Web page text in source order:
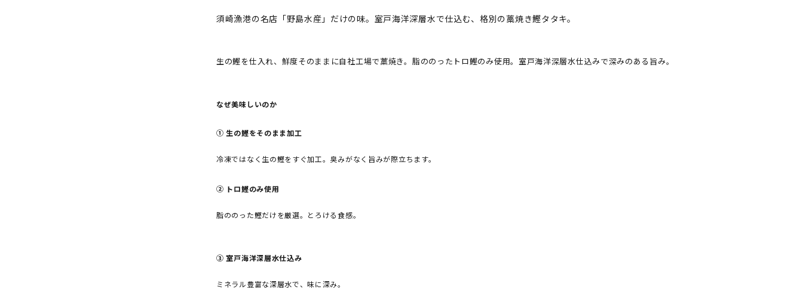
須崎漁港の名店「野島水産」だけの味。室戸海洋深層水で仕込む、格別の藁焼き鰹タタキ。
生の鰹を仕入れ、鮮度そのままに自社工場で藁焼き。脂ののったトロ鰹のみ使用。室戸海洋深層水仕込みで深みのある旨み。
なぜ美味しいのか
① 生の鰹をそのまま加工
冷凍ではなく生の鰹をすぐ加工。臭みがなく旨みが際立ちます。
② トロ鰹のみ使用
脂ののった鰹だけを厳選。とろける食感。
③ 室戸海洋深層水仕込み
ミネラル豊富な深層水で、味に深み。